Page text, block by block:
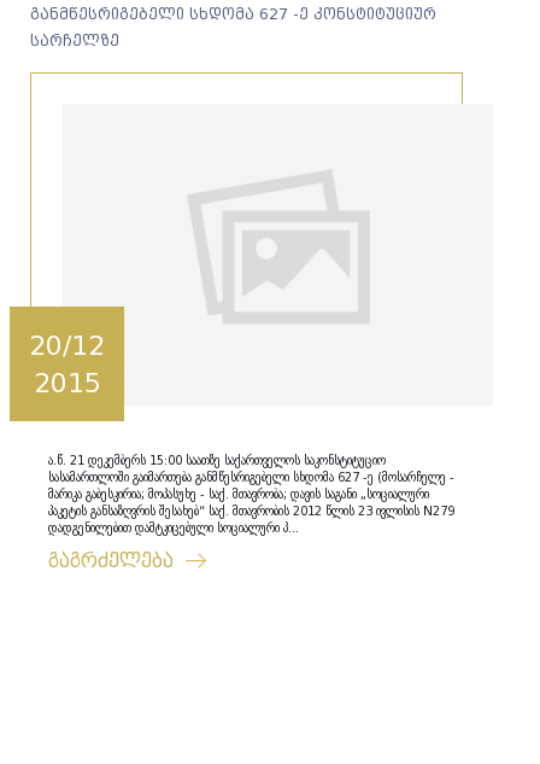
განმწესრიგებელი სხდომა 627 -ე კონსტიტუციურ
სარჩელზე
20/12
2015
ა.წ. 21 დეკემბერს 15:00 საათზე საქართველოს საკონსტიტუციო
სასამართლოში გაიმართება განმწესრიგებელი სხდომა 627 -ე (მოსარჩელე -
მარიკა გაბესკირია; მოპასუხე - საქ. მთავრობა; დავის საგანი „სოციალური
პაკეტის განსაზღვრის შესახებ“ საქ. მთავრობის 2012 წლის 23 ივლისის N279
დადგენილებით დამტკიცებული სოციალური პ...
გაგრძელება